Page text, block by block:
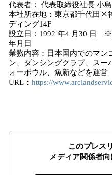
代表者： 代表取締役社長 小
本社所在地：東京都千代田区
ディング14F
設立日：1992 年4 月30 日 ※
年月日
業務内容：日本国内でのマン
ン、ダンシングクラブ、スー
ォーボウル、魚新などを運営
URL： https://
このプレス
メディア関係者